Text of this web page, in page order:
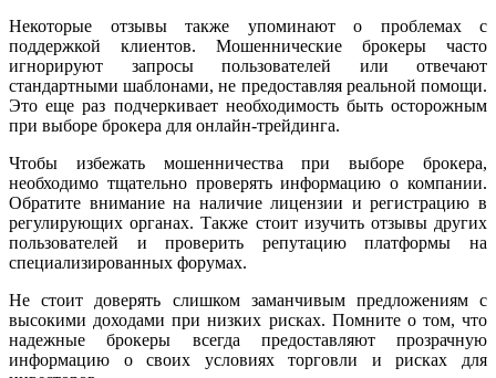
Некоторые отзывы также упоминают о проблемах с
поддержкой клиентов. Мошеннические брокеры часто
игнорируют запросы пользователей или отвечают
стандартными шаблонами, не предоставляя реальной помощи.
Это еще раз подчеркивает необходимость быть осторожным
при выборе брокера для онлайн-трейдинга.
Чтобы избежать мошенничества при выборе брокера,
необходимо тщательно проверять информацию о компании.
Обратите внимание на наличие лицензии и регистрацию в
регулирующих органах. Также стоит изучить отзывы других
пользователей и проверить репутацию платформы на
специализированных форумах.
Не стоит доверять слишком заманчивым предложениям с
высокими доходами при низких рисках. Помните о том, что
надежные брокеры всегда предоставляют прозрачную
информацию о своих условиях торговли и рисках для